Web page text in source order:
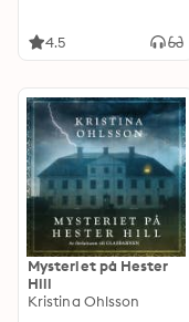
4.5
Mysteriet på Hester
Hill
Kristina Ohlsson